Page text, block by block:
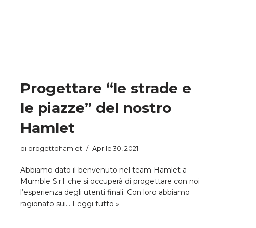
Progettare “le strade e
le piazze” del nostro
Hamlet
di progettohamlet Aprile 30, 2021
Abbiamo dato il benvenuto nel team Hamlet a
Mumble S.r.l. che si occuperà di progettare con noi
l’esperienza degli utenti finali. Con loro abbiamo
ragionato sui… Leggi tutto »